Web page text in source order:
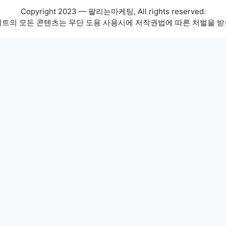
Copyright 2023 — 팔리는마케팅, All rights reserved.
의 모든 콘텐츠는 무단 도용 사용시에 저작권법에 따른 처벌을